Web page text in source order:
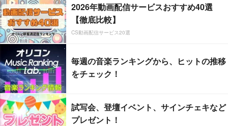
2026年動画配信サービスおすすめ40選
【徹底比較】
CS動画配信サービス20選
毎週の音楽ランキングから、ヒットの推移
をチェック！
試写会、登壇イベント、サインチェキなど
プレゼント！